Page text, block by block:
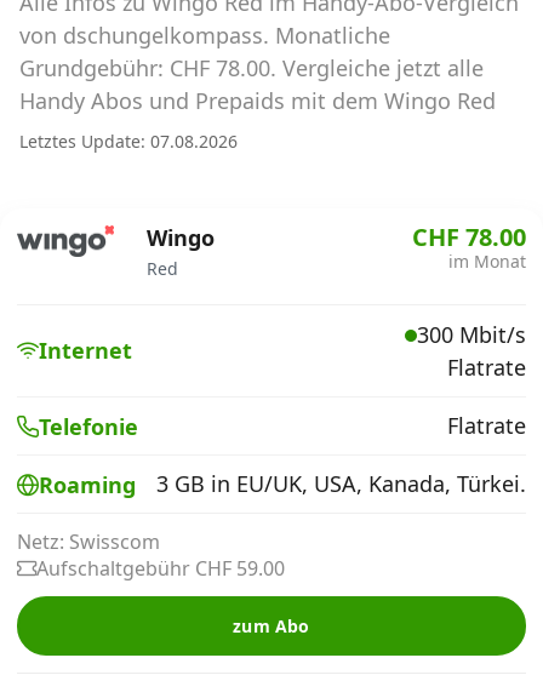
Abos für Tablets, Hotspots und Smart
Watches
Tarifrechner Handy-Abo
Der gute alte Tarifrechner im neuen Design
Alle Anbieter
Handy-Abo-Aktionen
Handy-Abo kündigen oder
wechseln
Alle Mobile-Vergleiche
Internet, TV, Telefon
von dschungelkompass. Monatliche
Grundgebühr: CHF 78.00. Vergleiche jetzt alle
Handy Abos und Prepaids mit dem Wingo Red
Letztes Update: 07.08.2026
Wingo
Red
CHF 78.00
im Monat
Internet
300 Mbit/s
Flatrate
Telefonie Flatrate
Roaming 3 GB in EU/UK, USA, Kanada, Türkei.
Netz: Swisscom
Aufschaltgebühr CHF 59.00
zum Abo